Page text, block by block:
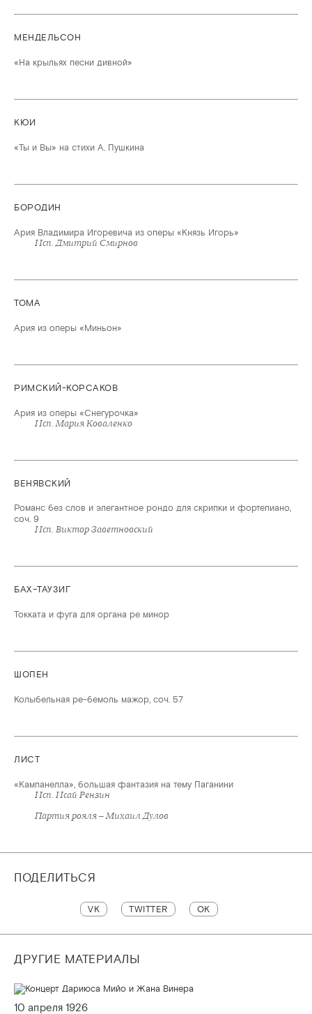
МЕНДЕЛЬСОН
«На крыльях песни дивной»
КЮИ
«Ты и Вы» на стихи А. Пушкина
БОРОДИН
Ария Владимира Игоревича из оперы «Князь Игорь»
Исп. Дмитрий Смирнов
ТОМА
Ария из оперы «Миньон»
РИМСКИЙ-КОРСАКОВ
Ария из оперы «Снегурочка»
Исп. Мария Коваленко
ВЕНЯВСКИЙ
Романс без слов и элегантное рондо для скрипки и фортепиано,
соч. 9
Исп. Виктор Заветновский
БАХ–ТАУЗИГ
Токката и фуга для органа ре минор
ШОПЕН
Колыбельная ре-бемоль мажор, соч. 57
ЛИСТ
«Кампанелла», большая фантазия на тему Паганини
Исп. Исай Рензин
Партия рояля – Михаил Дулов
ПОДЕЛИТЬСЯ
VK TWITTER OK
ДРУГИЕ МАТЕРИАЛЫ
10 апреля 1926